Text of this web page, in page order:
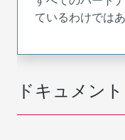
ドキュメン
ているわけではあ